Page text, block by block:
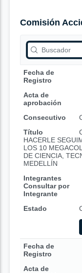
Comisión
Fecha de
Registro
Acta de
aprobación
Consecutivo
Título
HACERLE
LOS 10
DE CIENCIA,
MEDELLÍN
Integrantes
Consultar por
Integrante
Estado
Fecha de
Registro
Acta de